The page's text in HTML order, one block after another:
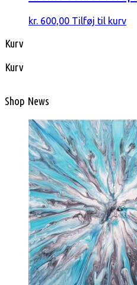
kr. 600,00 Tilføj til kurv
Kurv
Kurv
Shop News